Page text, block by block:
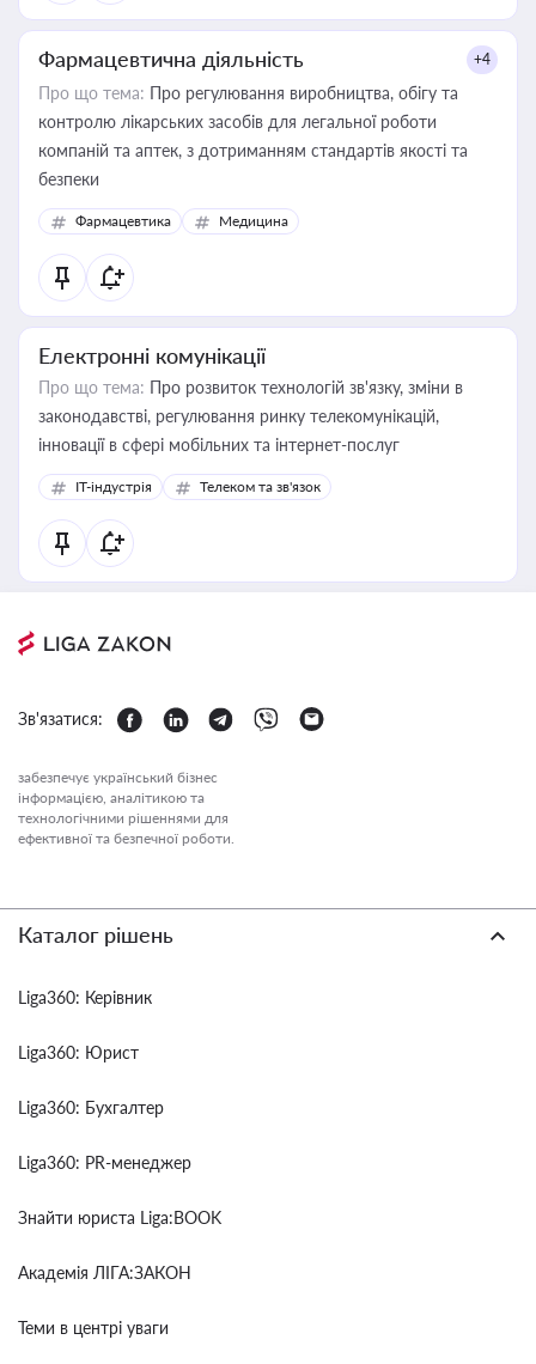
Фармацевтична діяльність +4
Про що тема: Про регулювання виробництва, обігу та
контролю лікарських засобів для легальної роботи
компаній та аптек, з дотриманням стандартів якості та
безпеки
Фармацевтика Медицина
Електронні комунікації
Про що тема: Про розвиток технологій зв'язку, зміни в
законодавстві, регулювання ринку телекомунікацій,
інновації в сфері мобільних та інтернет-послуг
IT-індустрія Телеком та зв'язок
Зв'язатися:
забезпечує український бізнес
інформацією, аналітикою та
технологічними рішеннями для
ефективної та безпечної роботи.
Каталог рішень
Liga360: Керівник
Liga360: Юрист
Liga360: Бухгалтер
Liga360: PR-менеджер
Знайти юриста Liga:BOOK
Академія ЛІГА:ЗАКОН
Теми в центрі уваги